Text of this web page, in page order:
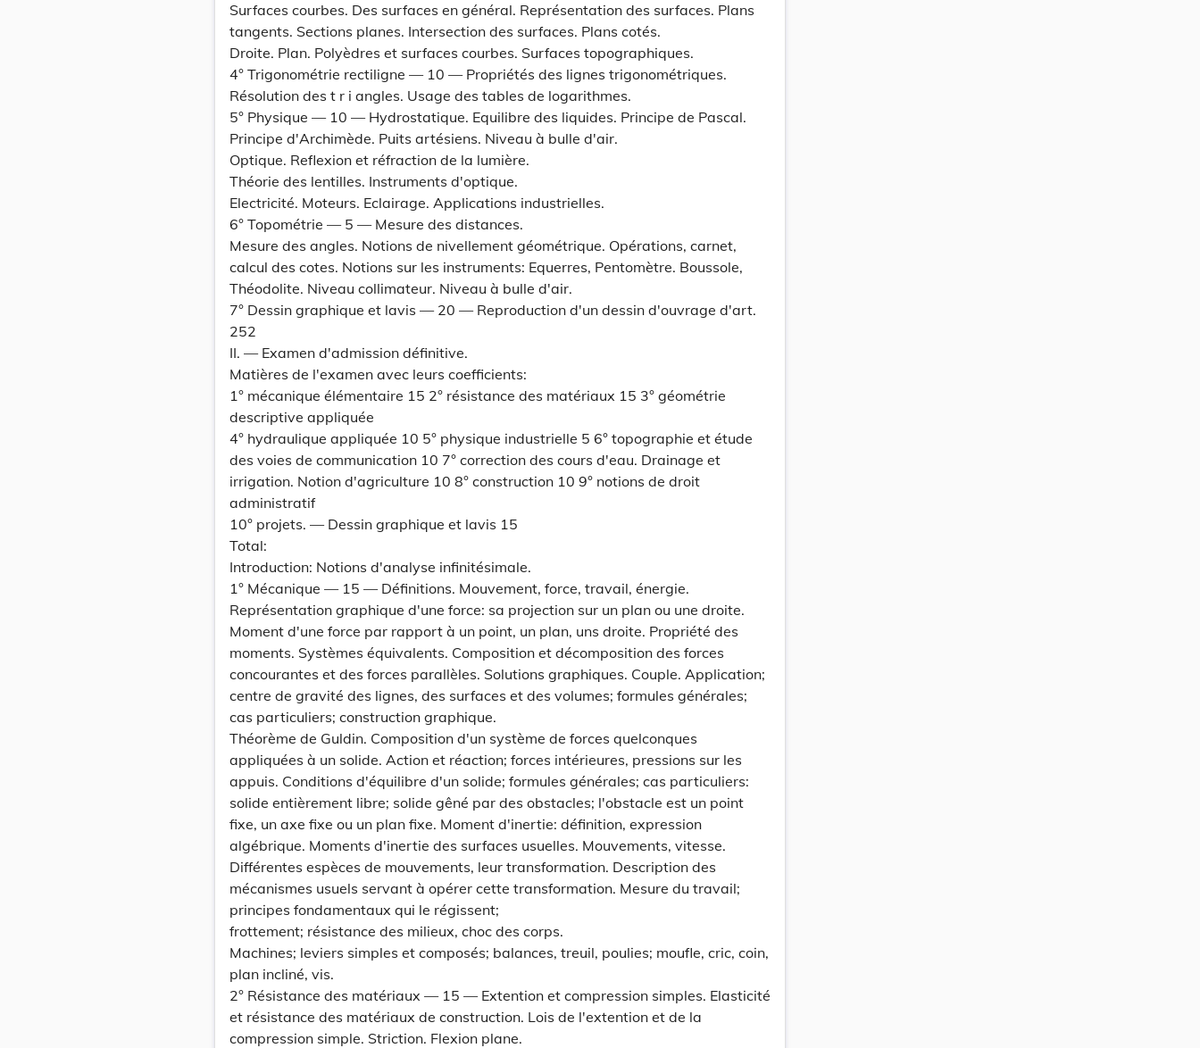
Surfaces courbes. Des surfaces en général. Représentation des surfaces. Plans
tangents. Sections planes. Intersection des surfaces. Plans cotés.
Droite. Plan. Polyèdres et surfaces courbes. Surfaces topographiques.
4° Trigonométrie rectiligne — 10 — Propriétés des lignes trigonométriques.
Résolution des t r i angles. Usage des tables de logarithmes.
5° Physique — 10 — Hydrostatique. Equilibre des liquides. Principe de Pascal.
Principe d'Archimède. Puits artésiens. Niveau à bulle d'air.
Optique. Reflexion et réfraction de la lumière.
Théorie des lentilles. Instruments d'optique.
Electricité. Moteurs. Eclairage. Applications industrielles.
6° Topométrie — 5 — Mesure des distances.
Mesure des angles. Notions de nivellement géométrique. Opérations, carnet,
calcul des cotes. Notions sur les instruments: Equerres, Pentomètre. Boussole,
Théodolite. Niveau collimateur. Niveau à bulle d'air.
7° Dessin graphique et lavis — 20 — Reproduction d'un dessin d'ouvrage d'art.
252
II. — Examen d'admission définitive.
Matières de l'examen avec leurs coefficients:
1° mécanique élémentaire 15 2° résistance des matériaux 15 3° géométrie
descriptive appliquée
4° hydraulique appliquée 10 5° physique industrielle 5 6° topographie et étude
des voies de communication 10 7° correction des cours d'eau. Drainage et
irrigation. Notion d'agriculture 10 8° construction 10 9° notions de droit
administratif
10° projets. — Dessin graphique et lavis 15
Total:
Introduction: Notions d'analyse infinitésimale.
1° Mécanique — 15 — Définitions. Mouvement, force, travail, énergie.
Représentation graphique d'une force: sa projection sur un plan ou une droite.
Moment d'une force par rapport à un point, un plan, uns droite. Propriété des
moments. Systèmes équivalents. Composition et décomposition des forces
concourantes et des forces parallèles. Solutions graphiques. Couple. Application;
centre de gravité des lignes, des surfaces et des volumes; formules générales;
cas particuliers; construction graphique.
Théorème de Guldin. Composition d'un système de forces quelconques
appliquées à un solide. Action et réaction; forces intérieures, pressions sur les
appuis. Conditions d'équilibre d'un solide; formules générales; cas particuliers:
solide entièrement libre; solide gêné par des obstacles; l'obstacle est un point
fixe, un axe fixe ou un plan fixe. Moment d'inertie: définition, expression
algébrique. Moments d'inertie des surfaces usuelles. Mouvements, vitesse.
Différentes espèces de mouvements, leur transformation. Description des
mécanismes usuels servant à opérer cette transformation. Mesure du travail;
principes fondamentaux qui le régissent;
frottement; résistance des milieux, choc des corps.
Machines; leviers simples et composés; balances, treuil, poulies; moufle, cric, coin,
plan incliné, vis.
2° Résistance des matériaux — 15 — Extention et compression simples. Elasticité
et résistance des matériaux de construction. Lois de l'extention et de la
compression simple. Striction. Flexion plane.